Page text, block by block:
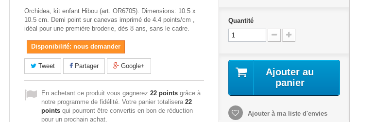
Orchidea, kit enfant Hibou (art. OR6705). Dimensions: 10.5 x
10.5 cm. Demi point sur canevas imprimé de 4.4 points/cm ,
idéal pour une première broderie, dès 8 ans, sans le cadre.
Disponibilité: nous demander
Tweet Partager Google+
En achetant ce produit vous gagnerez 22 points grâce à
notre programme de fidélité. Votre panier totalisera 22
points qui pourront être convertis en bon de réduction
pour un prochain achat.
Quantité
Ajouter au
panier
Ajouter à ma liste d'envies